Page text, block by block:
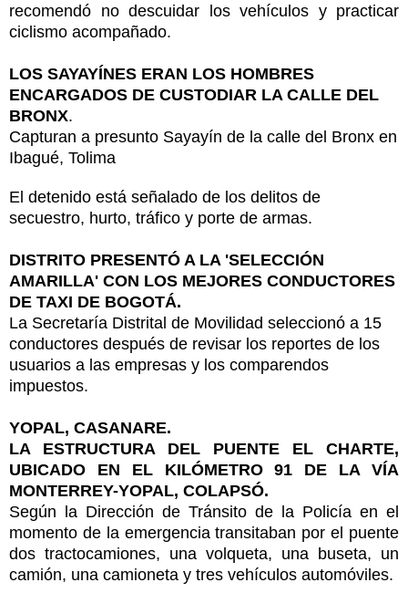
recomendó no descuidar los vehículos y practicar
ciclismo acompañado.
LOS SAYAYÍNES ERAN LOS HOMBRES
ENCARGADOS DE CUSTODIAR LA CALLE DEL
BRONX.
Capturan a presunto Sayayín de la calle del Bronx en
Ibagué, Tolima
El detenido está señalado de los delitos de
secuestro, hurto, tráfico y porte de armas.
DISTRITO PRESENTÓ A LA 'SELECCIÓN
AMARILLA' CON LOS MEJORES CONDUCTORES
DE TAXI DE BOGOTÁ.
La Secretaría Distrital de Movilidad seleccionó a 15
conductores después de revisar los reportes de los
usuarios a las empresas y los comparendos
impuestos.
YOPAL, CASANARE.
LA ESTRUCTURA DEL PUENTE EL CHARTE,
UBICADO EN EL KILÓMETRO 91 DE LA VÍA
MONTERREY-YOPAL, COLAPSÓ.
Según la Dirección de Tránsito de la Policía en el
momento de la emergencia transitaban por el puente
dos tractocamiones, una volqueta, una buseta, un
camión, una camioneta y tres vehículos automóviles.